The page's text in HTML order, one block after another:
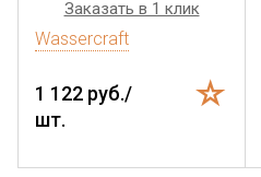
Заказать в 1 клик
Wassercraft
1 122 руб./
шт.